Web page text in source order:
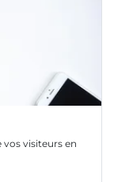
visiteurs en